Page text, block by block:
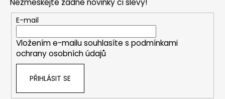
Nezmeškejte žádné novinky či slevy!
E-mail
Vložením e-mailu souhlasíte s podmínkami
ochrany osobních údajů
PŘIHLÁSIT SE